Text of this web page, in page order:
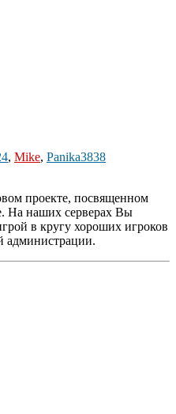
, Mike, Panika3838
проекте, посвященном
На наших серверах Вы
в кругу хороших игроков
администрации.